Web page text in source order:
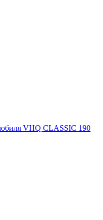
VHQ CLASSIC 190